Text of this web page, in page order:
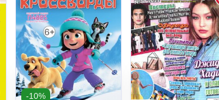
-10%